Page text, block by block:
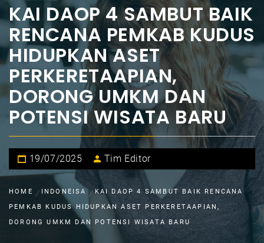
KAI DAOP 4 SAMBUT BAIK
RENCANA PEMKAB KUDUS
HIDUPKAN ASET
PERKERETAAPIAN,
DORONG UMKM DAN
POTENSI WISATA BARU
19/07/2025 Tim Editor
HOME INDONEISA
KAI DAOP 4 SAMBUT BAIK RENCANA
PEMKAB KUDUS HIDUPKAN ASET PERKERETAAPIAN,
DORONG UMKM DAN POTENSI WISATA BARU